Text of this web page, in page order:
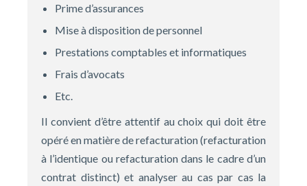
Prime d’assurances
Mise à disposition de personnel
Prestations comptables et informatiques
Frais d’avocats
Etc.
Il convient d’être attentif au choix qui doit être
opéré en matière de refacturation (refacturation
à l’identique ou refacturation dans le cadre d’un
contrat distinct) et analyser au cas par cas la